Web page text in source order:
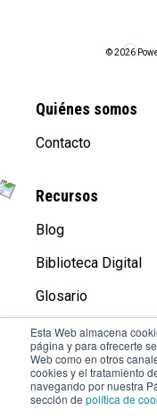
Esta Web almacena
página y para ofrecerte
Web como en otros
cookies y el tratamiento
navegando por nuestra
sección de política de
© 2026
Quiénes somos
Contacto
Recursos
Blog
Biblioteca Digital
Glosario
Compañía
Aviso Legal